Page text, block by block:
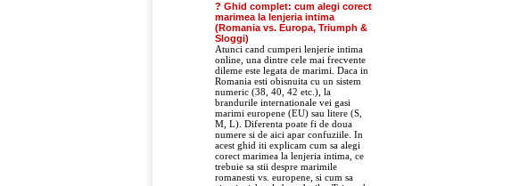
? Ghid complet: cum alegi corect
marimea la lenjeria intima
(Romania vs. Europa, Triumph &
Sloggi)
Atunci cand cumperi lenjerie intima
online, una dintre cele mai frecvente
dileme este legata de marimi. Daca in
Romania esti obisnuita cu un sistem
numeric (38, 40, 42 etc.), la
brandurile internationale vei gasi
marimi europene (EU) sau litere (S,
M, L). Diferenta poate fi de doua
numere si de aici apar confuziile. In
acest ghid iti explicam cum sa alegi
corect marimea la lenjeria intima, ce
trebuie sa stii despre marimile
romanesti vs. europene, si cum sa